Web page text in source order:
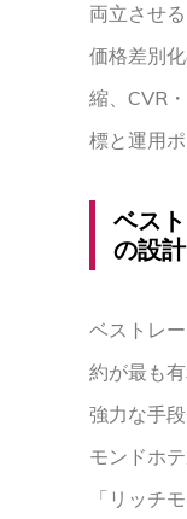
両立させ
価格差別
縮、CVR
標と運用
ベス
の設計
ベストレ
約が最も
強力な手
モンドホ
「リッチ